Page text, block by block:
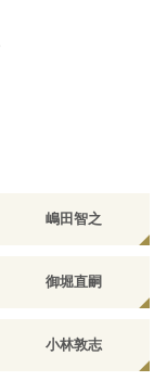
嶋田智之
御堀直嗣
小林敦志